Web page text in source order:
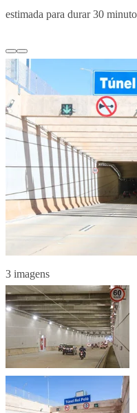
estimada para durar 30
3 imagens